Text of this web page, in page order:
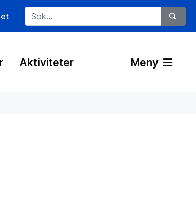
Aktiviteter Meny